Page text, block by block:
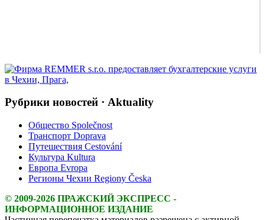
Рубрики новостей · Aktuality
Общество Společnost
Транспорт Doprava
Путешествия Cestování
Культура Kultura
Европа Evropa
Регионы Чехии Regiony Česka
© 2009-2026 ПРАЖСКИЙ ЭКСПРЕСС -
ИНФОРМАЦИОННОЕ ИЗДАНИЕ